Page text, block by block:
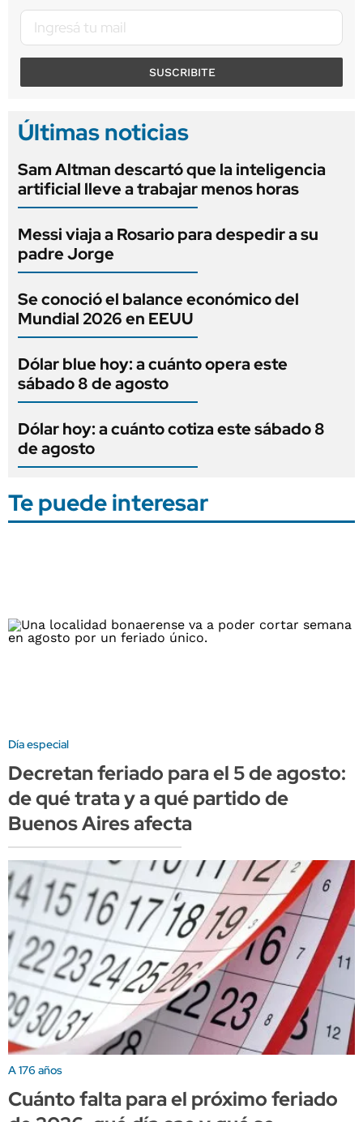
SUSCRIBITE
Últimas noticias
Sam Altman descartó que la inteligencia
artificial lleve a trabajar menos horas
Messi viaja a Rosario para despedir a su
padre Jorge
Se conoció el balance económico del
Mundial 2026 en EEUU
Dólar blue hoy: a cuánto opera este
sábado 8 de agosto
Dólar hoy: a cuánto cotiza este sábado 8
de agosto
Te puede interesar
Día especial
Decretan feriado para el 5 de agosto:
de qué trata y a qué partido de
Buenos Aires afecta
A 176 años
Cuánto falta para el próximo feriado